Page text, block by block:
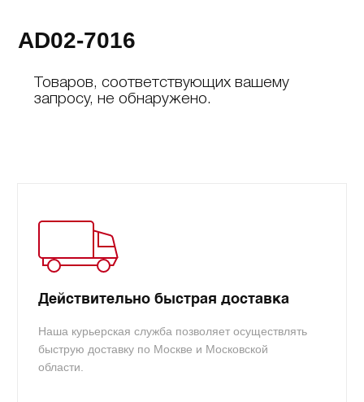
AD02-7016
Товаров, соответствующих вашему
запросу, не обнаружено.
Действительно быстрая доставка
Наша курьерская служба позволяет осуществлять
быструю доставку по Москве и Московской
области.